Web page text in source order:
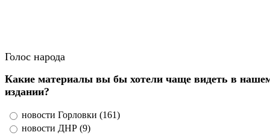
Голос народа
Какие материалы вы бы хотели чаще видеть в
издании?
новости Горловки (161)
новости ДНР (9)